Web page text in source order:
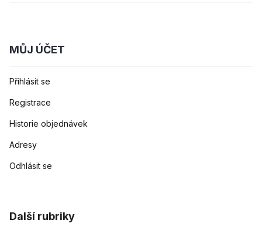
MŮJ ÚČET
Přihlásit se
Registrace
Historie objednávek
Adresy
Odhlásit se
Další rubriky